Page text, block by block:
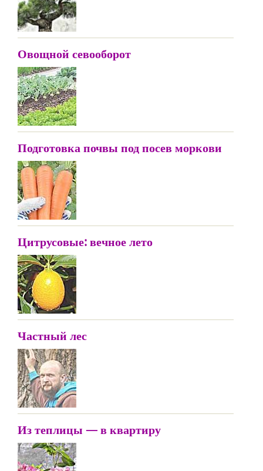
Овощной севооборот
Подготовка почвы под посев моркови
Цитрусовые: вечное лето
Частный лес
Из теплицы — в квартиру